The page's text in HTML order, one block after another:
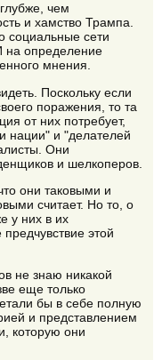
чем
и хамство Трампа.
социальные сети
на определение
мнения.
Поскольку если
поражения, то та
от них потребует,
нации" и "делателей
Они
и шелкоперов.
они таковыми и
считает. Но то, о
у них в их
этой
не знаю никакой
еще только
бы в себе полную
и представлением
которую они